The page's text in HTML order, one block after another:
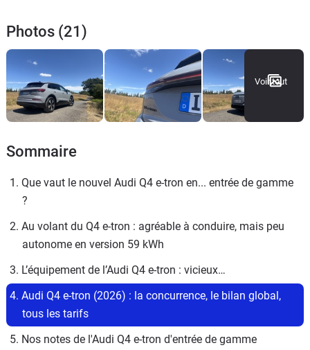
Photos (21)
Voir tout
Sommaire
1. Que vaut le nouvel Audi Q4 e-tron en... entrée de gamme
?
2. Au volant du Q4 e-tron : agréable à conduire, mais peu
autonome en version 59 kWh
3. L’équipement de l’Audi Q4 e-tron : vicieux…
4. Audi Q4 e-tron (2026) : la concurrence, le bilan global,
tous les tarifs
5. Nos notes de l'Audi Q4 e-tron d'entrée de gamme